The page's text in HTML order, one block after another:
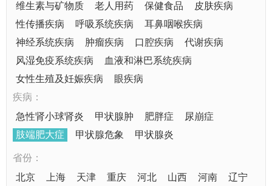
维生素与矿物质
老人用药 保健食品
皮肤疾病
性传播疾病
呼吸系统疾病
耳鼻咽喉疾病
神经系统疾病
肿瘤疾病 口腔疾病
代谢疾病
风湿免疫系统疾病
血液和淋巴系统疾病
女性生殖及妊娠疾病
眼疾病
疾病：
急性肾小球肾炎
甲状腺肿 肥胖症
尿崩症
肢端肥大症
甲状腺危象 甲状腺炎
省份：
北京
上海 天津 重庆 河北 山西 河南
辽宁